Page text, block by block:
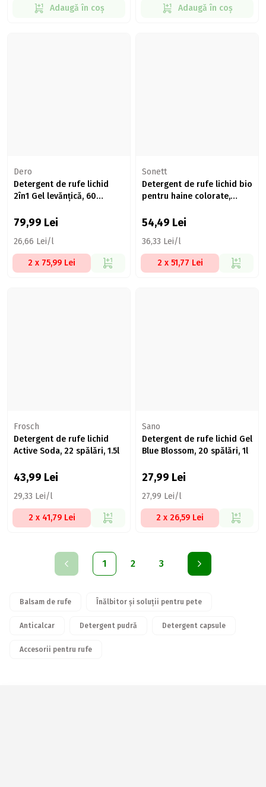
Adaugă în coș Adaugă în coș
Dero
Detergent de rufe lichid
2în1 Gel levănțică, 60
79,99 Lei
26,66 Lei/l
2 x 75,99 Lei
Sonett
Detergent de rufe lichid bio
pentru haine colorate,
1.5l
54,49 Lei
36,33 Lei/l
2 x 51,77 Lei
Frosch
Detergent de rufe lichid
Active Soda, 22 spălări, 1.5l
43,99 Lei
29,33 Lei/l
2 x 41,79 Lei
Sano
Detergent de rufe lichid Gel
Blue Blossom, 20 spălări, 1l
27,99 Lei
27,99 Lei/l
2 x 26,59 Lei
1 2 3
Balsam de rufe Înălbitor și soluții pentru pete
Anticalcar Detergent pudră Detergent capsule
Accesorii pentru rufe